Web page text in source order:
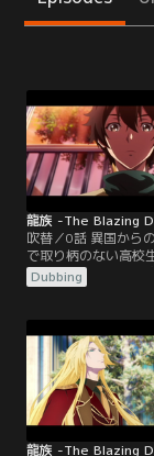
吹替／0話 異国から
で取り柄のない高校
ェイのもとにある日
校から謎めいた入学
動きつつも、同級生
ウェンへの想いを
つかないミンフェ
勧誘にきた先輩女
案を持ち掛ける。
Dubbing